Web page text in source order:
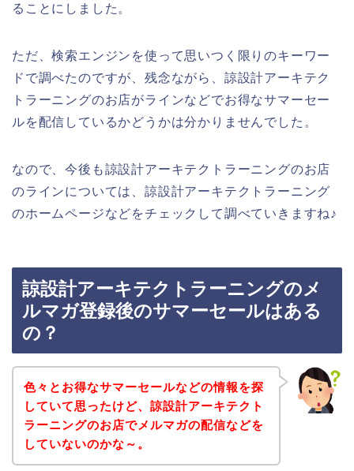
ることにしました。
ただ、検索エンジンを使って思いつく限りのキーワー
ドで調べたのですが、残念ながら、諒設計アーキテク
トラーニングのお店がラインなどでお得なサマーセー
ルを配信しているかどうかは分かりませんでした。
なので、今後も諒設計アーキテクトラーニングのお店
のラインについては、諒設計アーキテクトラーニング
のホームページなどをチェックして調べていきますね♪
諒設計アーキテクトラーニングのメ
ルマガ登録後のサマーセールはある
の？
色々とお得なサマーセールなどの情報を探
していて思ったけど、諒設計アーキテクト
ラーニングのお店でメルマガの配信などを
していないのかな～。